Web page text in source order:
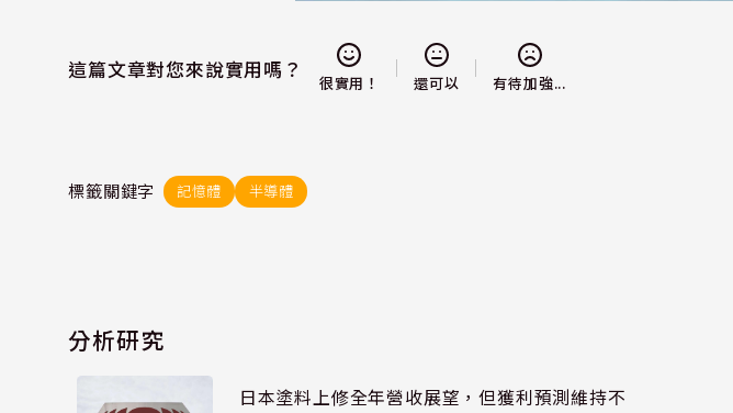
這篇文章對您來說實用嗎？
很實用！ 還可以 有待加強...
標籤關鍵字 記憶體 半導體
分析研究
日本塗料上修全年營收展望，但獲利預測維持不